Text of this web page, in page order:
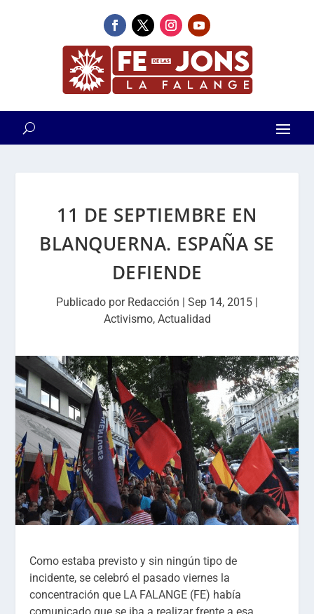
11 DE SEPTIEMBRE EN
BLANQUERNA. ESPAÑA SE
DEFIENDE
Publicado por Redacción | Sep 14, 2015 |
Activismo, Actualidad
Como estaba previsto y sin ningún tipo de
incidente, se celebró el pasado viernes la
concentración que LA FALANGE (FE) había